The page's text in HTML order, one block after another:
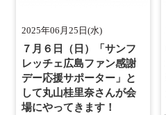
2025年06月25日(水)
７月６日（日）「サンフ
レッチェ広島ファン感謝
デー応援サポーター」と
して丸山桂里奈さんが会
場にやってきます！